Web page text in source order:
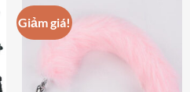
biến
thể.
Giảm giá!